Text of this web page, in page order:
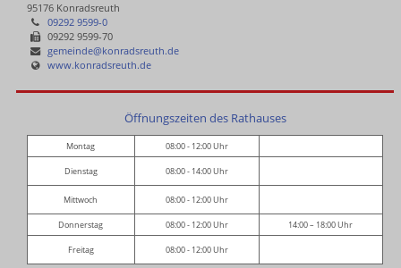
95176 Konradsreuth
09292 9599-0
09292 9599-70
gemeinde@konradsreuth.de
www.konradsreuth.de
Öffnungszeiten des Rathauses
Montag 08:00 - 12:00 Uhr
Dienstag 08:00 - 14:00 Uhr
Mittwoch 08:00 - 12:00 Uhr
Donnerstag 08:00 - 12:00 Uhr 14:00 – 18:00 Uhr
Freitag 08:00 - 12:00 Uhr